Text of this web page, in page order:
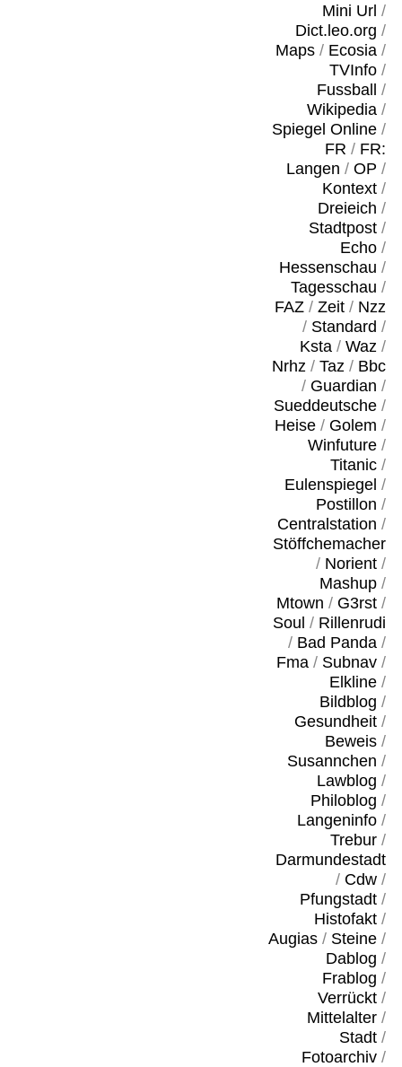
Mini Url /
Dict.leo.org /
Maps/ Ecosia/
TVInfo/
Fussball
/
Wikipedia/
Spiegel Online/
FR / FR:
Langen / OP /
Kontext/
Dreieich /
Stadtpost/
Echo/
Hessenschau /
Tagesschau /
FAZ/ Zeit/ Nzz
/ Standard /
Ksta/ Waz/
Nrhz/ Taz/ Bbc
/ Guardian /
Sueddeutsche/
Heise/ Golem /
Winfuture/
Titanic/
Eulenspiegel /
Postillon /
Centralstation /
Stöffchemacher
/ Norient/
Mashup/
Mtown / G3rst/
Soul / Rillenrudi
/ Bad Panda/
Fma/ Subnav/
Elkline/
Bildblog /
Gesundheit/
Beweis/
Susannchen /
Lawblog /
Philoblog /
Langeninfo/
Trebur/
Darmundestadt
/ Cdw/
Pfungstadt/
Histofakt/
Augias/ Steine/
Dablog /
Frablog /
Verrückt/
Mittelalter/
Stadt/
Fotoarchiv/